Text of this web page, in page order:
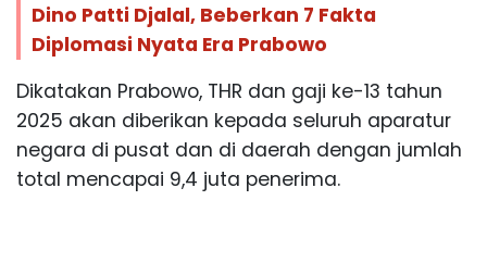
Dino Patti Djalal, Beberkan 7 Fakta
Diplomasi Nyata Era Prabowo
Dikatakan Prabowo, THR dan gaji ke-13 tahun
2025 akan diberikan kepada seluruh aparatur
negara di pusat dan di daerah dengan jumlah
total mencapai 9,4 juta penerima.